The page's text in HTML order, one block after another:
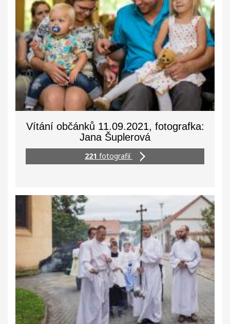
Vítání občánků 11.09.2021, fotografka:
Jana Šuplerová
221 fotografií